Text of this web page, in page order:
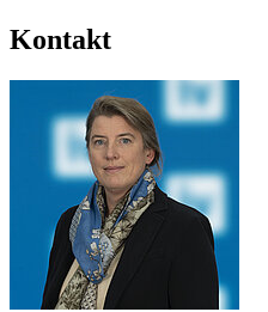
Kontakt